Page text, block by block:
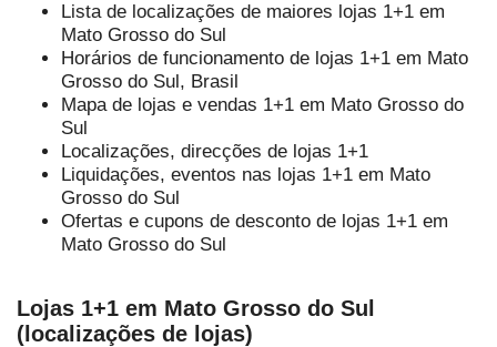
Lista de localizações de maiores lojas 1+1 em
Mato Grosso do Sul
Horários de funcionamento de lojas 1+1 em Mato
Grosso do Sul, Brasil
Mapa de lojas e vendas 1+1 em Mato Grosso do
Sul
Localizações, direcções de lojas 1+1
Liquidações, eventos nas lojas 1+1 em Mato
Grosso do Sul
Ofertas e cupons de desconto de lojas 1+1 em
Mato Grosso do Sul
Lojas 1+1 em Mato Grosso do Sul
(localizações de lojas)